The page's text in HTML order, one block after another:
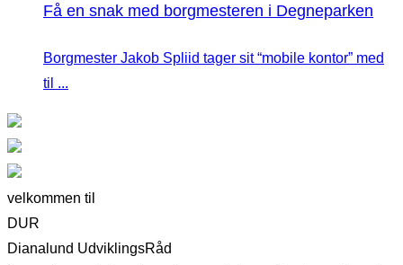
Få en snak med borgmesteren i Degneparken
Borgmester Jakob Spliid tager sit “mobile kontor” med
til ...
velkommen til
DUR
Dianalund UdviklingsRåd